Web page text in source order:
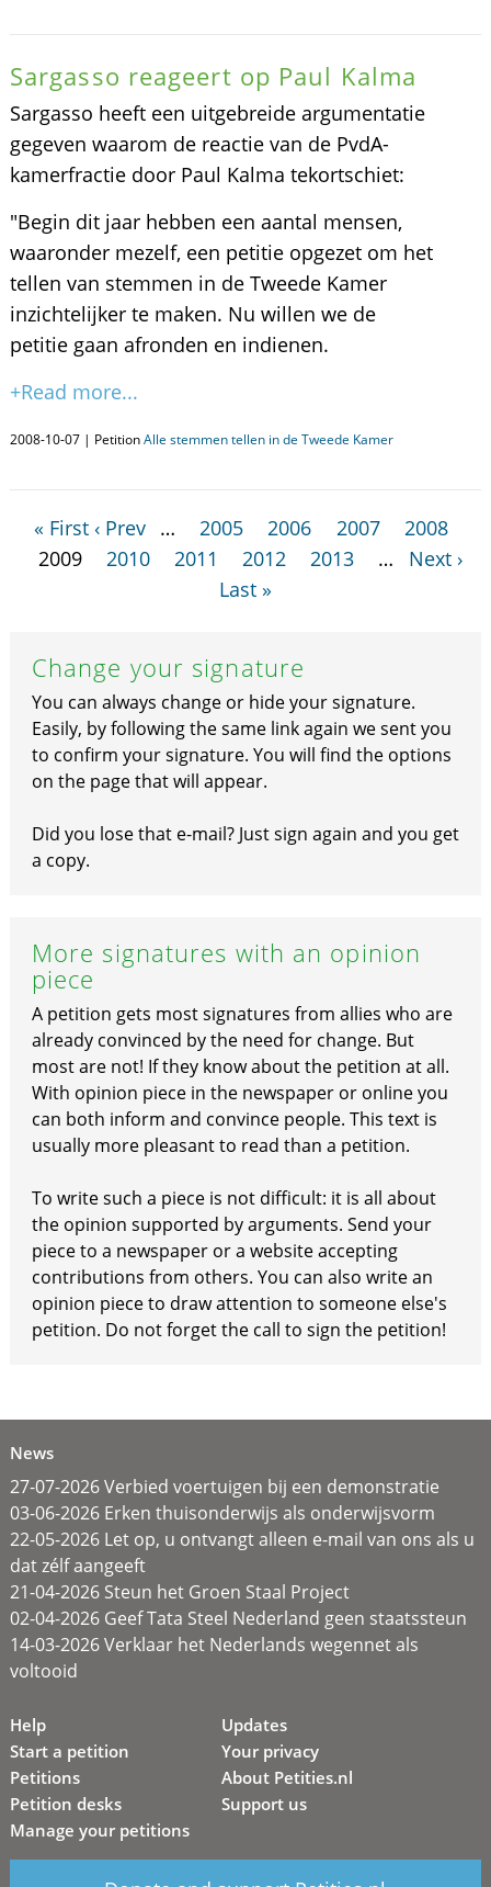
Sargasso reageert op Paul Kalma
Sargasso heeft een uitgebreide argumentatie
gegeven waarom de reactie van de PvdA-
kamerfractie door Paul Kalma tekortschiet:
"Begin dit jaar hebben een aantal mensen,
waaronder mezelf, een petitie opgezet om het
tellen van stemmen in de Tweede Kamer
inzichtelijker te maken. Nu willen we de
petitie gaan afronden en indienen.
+Read more...
2008-10-07 | PetitionAlle stemmen tellen in de Tweede Kamer
« First ‹ Prev … 2005 2006 2007
2008
2009
2010 2011 2012 2013 …
Next ›
Last »
Change your signature
You can always change or hide your signature.
Easily, by following the same link again we sent you
to confirm your signature. You will find the options
on the page that will appear.
Did you lose that e-mail? Just sign again and you get
a copy.
More signatures with an opinion
piece
A petition gets most signatures from allies who are
already convinced by the need for change. But
most are not! If they know about the petition at all.
With opinion piece in the newspaper or online you
can both inform and convince people. This text is
usually more pleasant to read than a petition.
To write such a piece is not difficult: it is all about
the opinion supported by arguments. Send your
piece to a newspaper or a website accepting
contributions from others. You can also write an
opinion piece to draw attention to someone else's
petition. Do not forget the call to sign the petition!
News
27-07-2026 Verbied voertuigen bij een demonstratie
03-06-2026 Erken thuisonderwijs als onderwijsvorm
22-05-2026 Let op, u ontvangt alleen e-mail van ons als u
dat zélf aangeeft
21-04-2026 Steun het Groen Staal Project
02-04-2026 Geef Tata Steel Nederland geen staatssteun
14-03-2026 Verklaar het Nederlands wegennet als
voltooid
Help
Start a petition
Petitions
Petition desks
Manage your petitions
Updates
Your privacy
About Petities.nl
Support us